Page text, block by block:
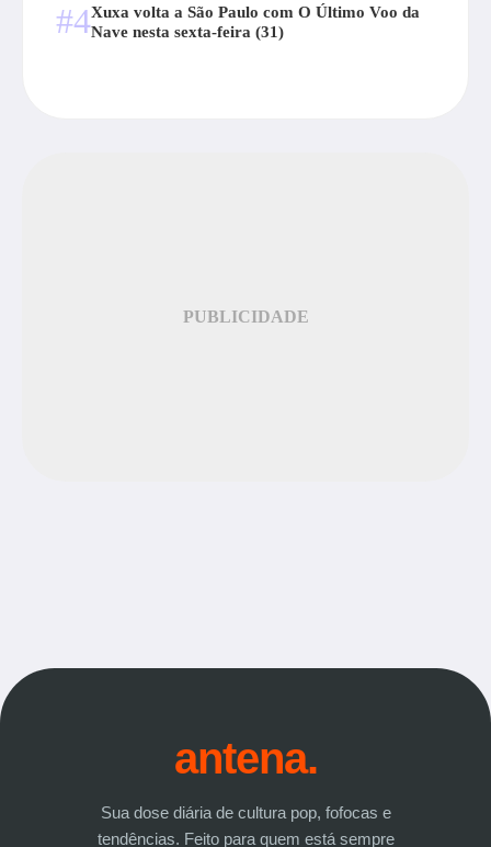
#4Xuxa volta a São Paulo com O Último Voo da
Nave nesta sexta-feira (31)
PUBLICIDADE
antena.
Sua dose diária de cultura pop, fofocas e
tendências. Feito para quem está sempre